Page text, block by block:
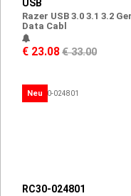
USB
Razer USB 3.0 3.1 3.2
Data Cabl
€ 23.08€ 33.00
Neu
RC30-024801